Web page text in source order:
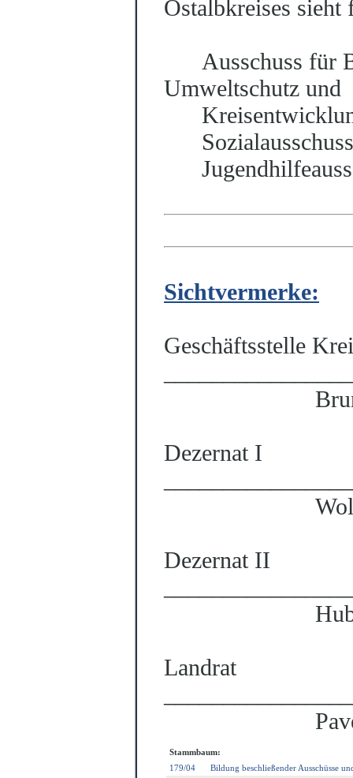
Ostalbkreises sieht
Ausschuss für
Umweltschutz und
Sichtvermerke:
Geschäftsstelle
Dezernat I
Dezernat II
Landrat
Stammbaum:
179/04
Bildung beschließender Ausschüsse